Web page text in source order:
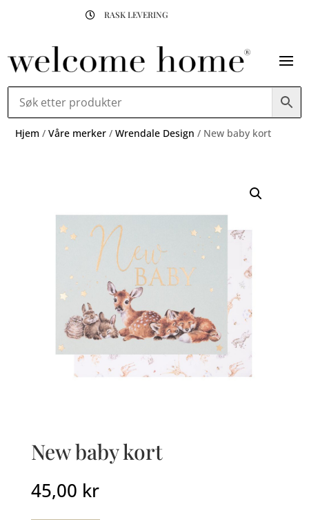
 RASK LEVERING
Hjem /Våre merker /Wrendale Design / New baby kort
New baby kort
45,00 kr